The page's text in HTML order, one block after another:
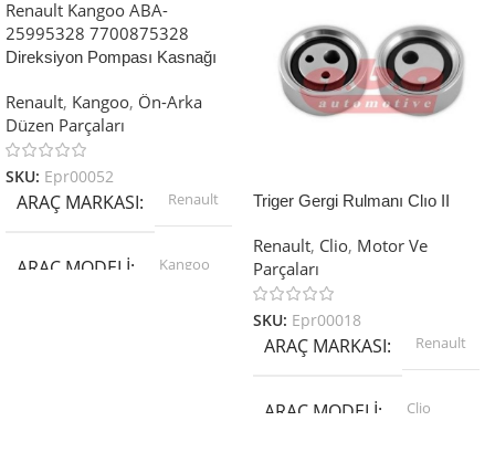
Direksiyon Pompası Kasnağı
Renault Kangoo ABA-25995328
7700875328
Renault, Kangoo, Ön-Arka
Düzen Parçaları
SKU: Epr00052
ARAÇ MARKASI Renault
ARAÇ MODELI Kangoo
Triger Gergi Rulmanı Clıo II
Clio ABA-25201543 8200211784
Renault, Clio, Motor Ve
Parçaları
SKU: Epr00018
ARAÇ MARKASI Renault
ARAÇ MODELI Clio